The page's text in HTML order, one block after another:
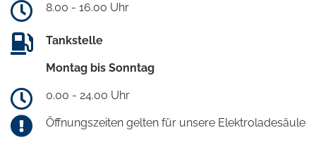
8.00 - 16.00 Uhr
Tankstelle
Montag bis Sonntag
0.00 - 24.00 Uhr
Öffnungszeiten gelten für unsere Elektroladesäule